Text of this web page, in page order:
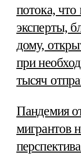
потока,
эксперты,
дому,
при
тысяч
Пандемия
мигрантов